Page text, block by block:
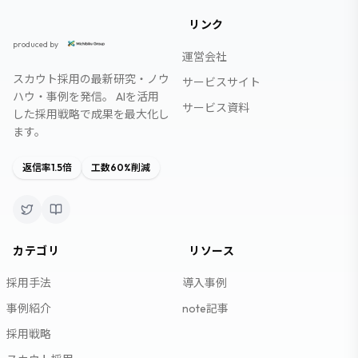
produced by
スカウト採用の最新研究・ノウ
ハウ・事例を発信。 AIを活用
した採用戦略で成果を最大化し
ます。
返信率1.5倍 工数60%削減
リンク
運営会社
サービスサイト
サービス資料
カテゴリ
採用手法
事例紹介
採用戦略
リソース
導入事例
note記事